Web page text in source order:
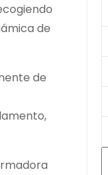
de
de